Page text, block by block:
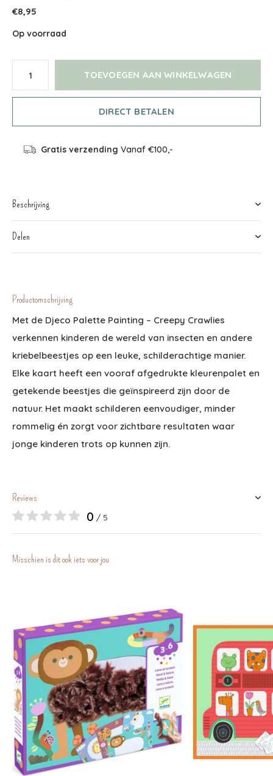
€8,95
Op voorraad
TOEVOEGEN AAN WINKELWAGEN
DIRECT BETALEN
Gratis verzending Vanaf €100,-
Beschrijving
Delen
Productomschrijving
Met de Djeco Palette Painting – Creepy Crawlies
verkennen kinderen de wereld van insecten en andere
kriebelbeestjes op een leuke, schilderachtige manier.
Elke kaart heeft een vooraf afgedrukte kleurenpalet en
getekende beestjes die geïnspireerd zijn door de
natuur. Het maakt schilderen eenvoudiger, minder
rommelig én zorgt voor zichtbare resultaten waar
jonge kinderen trots op kunnen zijn.
Reviews
0 / 5
Misschien is dit ook iets voor jou